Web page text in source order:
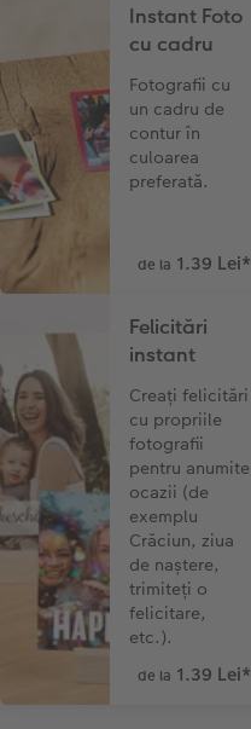
Instant Foto
cu cadru
Fotografii cu
un cadru de
contur în
culoarea
preferată.
de la 1.39 Lei*
Felicitări
instant
Creați felicitări
cu propriile
fotografii
pentru anumite
ocazii (de
exemplu
Crăciun, ziua
de naștere,
trimiteți o
felicitare,
etc.).
de la 1.39 Lei*